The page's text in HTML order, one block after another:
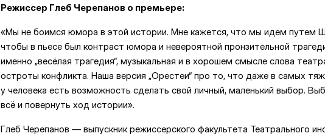
Режиссер Глеб Черепанов о премьере:
«Мы не боимся юмора в этой истории. Мне кажется, что мы идем путем
чтобы в пьесе был контраст юмора и невероятной пронзительной
именно „весёлая трагедия“, музыкальная и в хорошем смысле слова
остроты конфликта. Наша версия „Орестеи“ про то, что даже в самых
у человека есть возможность сделать свой личный, маленький выбор.
всё и повернуть ход истории».
Глеб Черепанов — выпускник режиссерского факультета Театрального